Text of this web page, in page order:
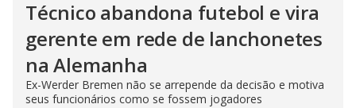
Técnico abandona futebol e vira
gerente em rede de lanchonetes
na Alemanha
Ex-Werder Bremen não se arrepende da decisão e motiva
seus funcionários como se fossem jogadores